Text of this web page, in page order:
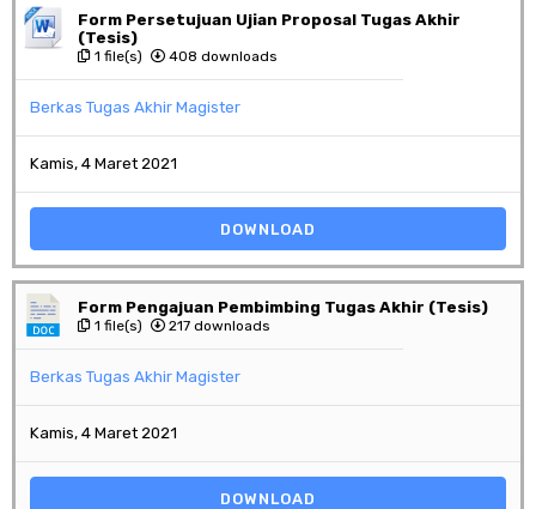
Form Persetujuan Ujian Proposal Tugas Akhir
(Tesis)
1 file(s) 408 downloads
Berkas Tugas Akhir Magister
Kamis, 4 Maret 2021
DOWNLOAD
Form Pengajuan Pembimbing Tugas Akhir (Tesis)
1 file(s) 217 downloads
Berkas Tugas Akhir Magister
Kamis, 4 Maret 2021
DOWNLOAD